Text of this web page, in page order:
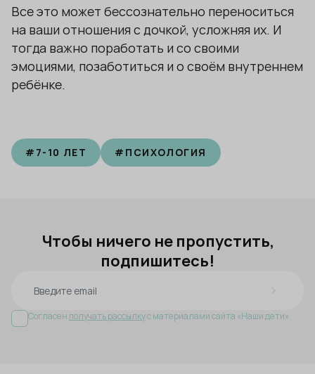
Все это может бессознательно переноситься
на ваши отношения с дочкой, усложняя их. И
тогда важно поработать и со своими
эмоциями, позаботиться и о своём внутреннем
ребёнке.
# 7-10 ЛЕТ # ПСИХОЛОГИЯ
Чтобы ничего не пропустить,
подпишитесь!
Согласен получать рассылкус материалами сайта «Наши дети»